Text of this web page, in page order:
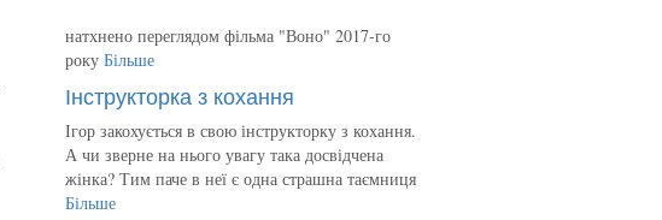
натхнено переглядом фільма "Воно" 2017-го
року Більше
Інструкторка з кохання
Ігор закохується в свою інструкторку з кохання.
А чи зверне на нього увагу така досвідчена
жінка? Тим паче в неї є одна страшна таємниця
Більше